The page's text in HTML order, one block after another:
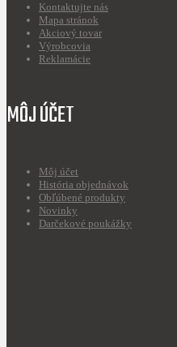
Kontaktujte nás
Mapa stránok
Akciový tovar
Výrobcovia
Reklamácie
MÔJ ÚČET
Môj účet
História objednávok
Obľúbené produkty
Novinky
Darčekové poukážky